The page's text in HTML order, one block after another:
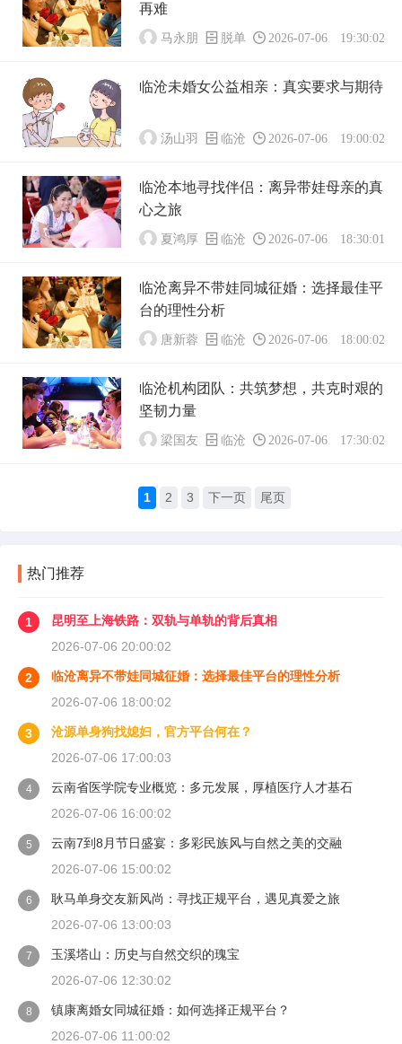
再难
马永朋 脱单 2026-07-06 19:30:02
临沧未婚女公益相亲：真实要求与期待
汤山羽 临沧 2026-07-06 19:00:02
临沧本地寻找伴侣：离异带娃母亲的真
心之旅
夏鸿厚 临沧 2026-07-06 18:30:01
临沧离异不带娃同城征婚：选择最佳平
台的理性分析
唐新蓉 临沧 2026-07-06 18:00:02
临沧机构团队：共筑梦想，共克时艰的
坚韧力量
梁国友 临沧 2026-07-06 17:30:02
1 2 3 下一页 尾页
热门推荐
1
昆明至上海铁路：双轨与单轨的背后真相
2026-07-06 20:00:02
2
临沧离异不带娃同城征婚：选择最佳平台的理性分析
2026-07-06 18:00:02
3
沧源单身狗找媳妇，官方平台何在？
2026-07-06 17:00:03
4
云南省医学院专业概览：多元发展，厚植医疗人才基石
2026-07-06 16:00:02
5
云南7到8月节日盛宴：多彩民族风与自然之美的交融
2026-07-06 15:00:02
6
耿马单身交友新风尚：寻找正规平台，遇见真爱之旅
2026-07-06 13:00:03
7
玉溪塔山：历史与自然交织的瑰宝
2026-07-06 12:30:02
8
镇康离婚女同城征婚：如何选择正规平台？
2026-07-06 11:00:02